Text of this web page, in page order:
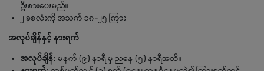
ဦးစားပေးမည်။
၂ ခုစလုံးကို အသက် ၁၈-၂၅ ကြား
အလုပ်ချိန်နှင့် နားရက်
အလုပ်ချိန်: မနက် (၉) နာရီ မှ ညနေ (၅) နာရီအထိ။